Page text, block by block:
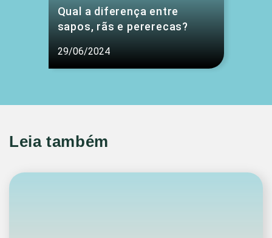
Qual a diferença entre
sapos, rãs e pererecas?
29/06/2024
Leia também